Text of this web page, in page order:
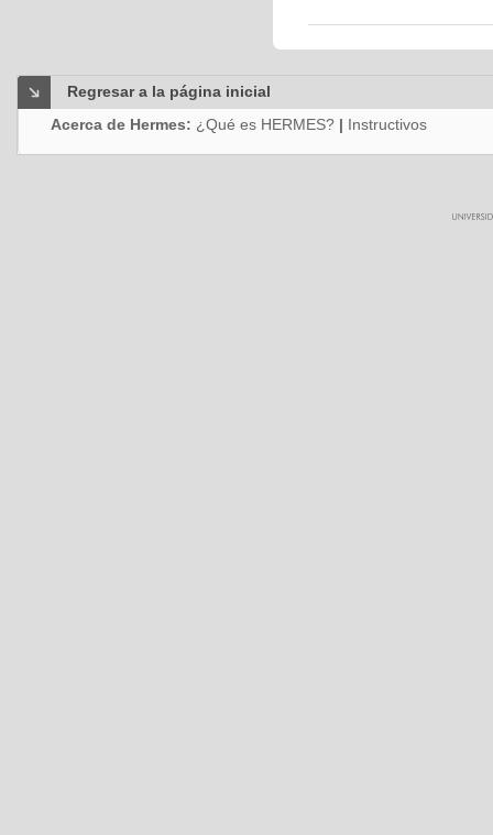
Regresar a la página inicial
Acerca de Hermes: ¿Qué es HERMES? | Instructivos